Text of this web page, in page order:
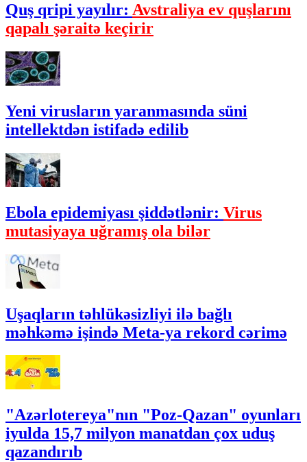
Quş qripi yayılır: Avstraliya ev quşlarını
qapalı şəraitə keçirir
Yeni virusların yaranmasında süni
intellektdən istifadə edilib
Ebola epidemiyası şiddətlənir: Virus
mutasiyaya uğramış ola bilər
Uşaqların təhlükəsizliyi ilə bağlı
məhkəmə işində Meta-ya rekord cərimə
"Azərlotereya"nın "Poz-Qazan" oyunları
iyulda 15,7 milyon manatdan çox uduş
qazandırıb